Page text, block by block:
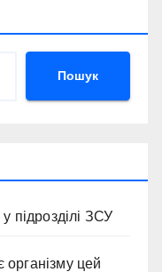
Пошук
підрозділі ЗСУ
організму цей